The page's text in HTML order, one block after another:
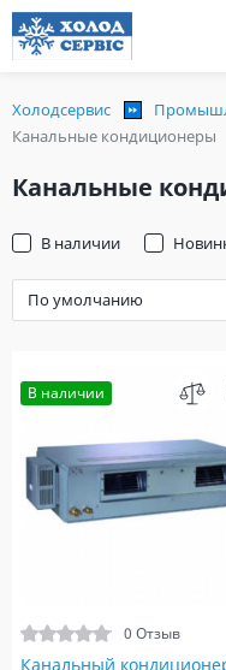
Холодсервис
Канальные кондиционеры
Канальные
В наличии
В наличии
0 Отзыв
Канальный